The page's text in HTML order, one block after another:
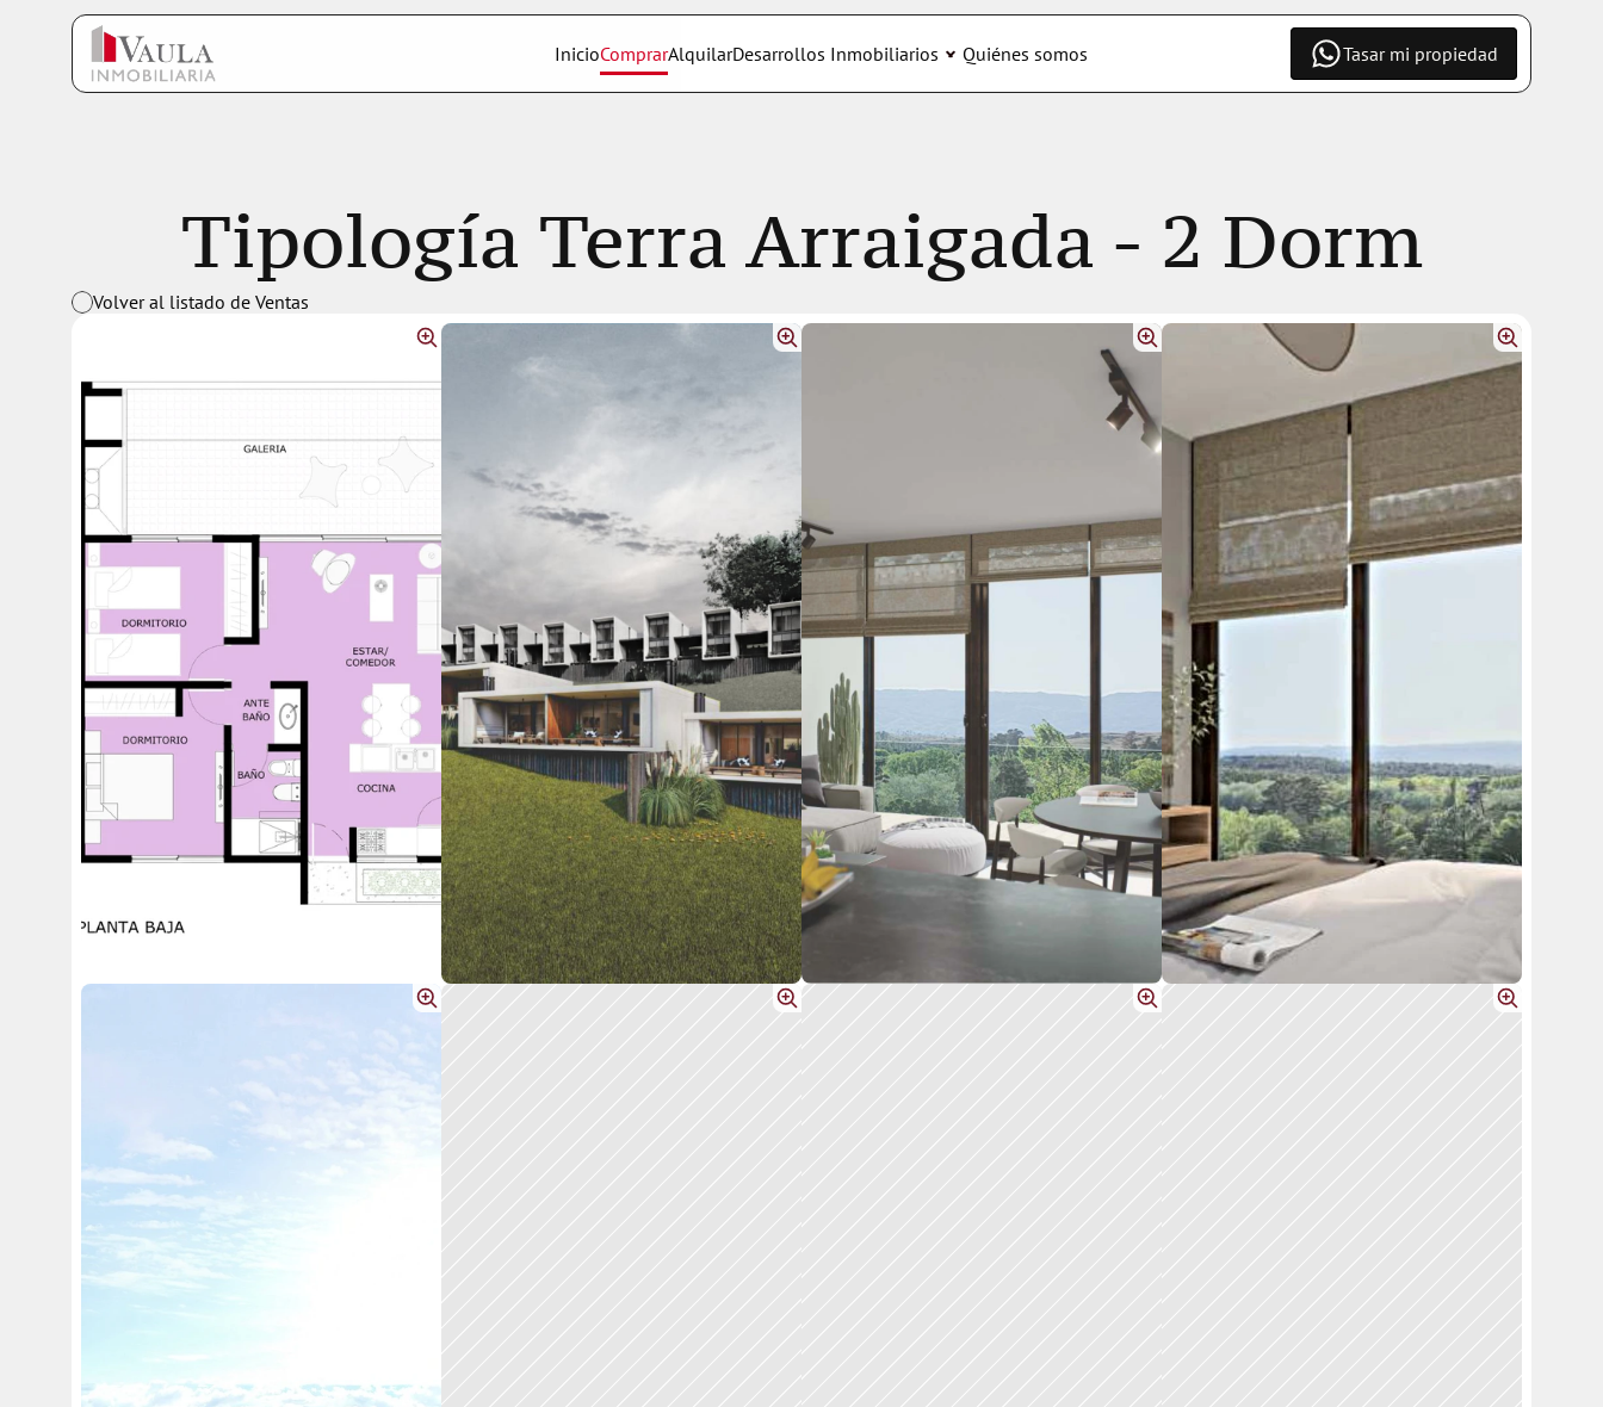
InicioComprarAlquilarDesarrollos Inmobiliarios Quiénes somos Tasar mi propiedad
Tipología Terra Arraigada - 2 Dorm
Volver al listado de Ventas